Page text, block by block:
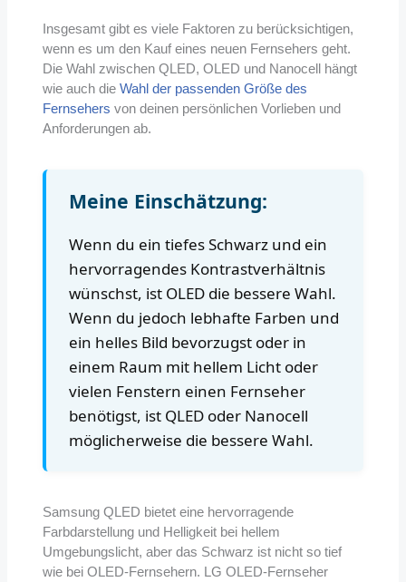
Insgesamt gibt es viele Faktoren zu berücksichtigen,
wenn es um den Kauf eines neuen Fernsehers geht.
Die Wahl zwischen QLED, OLED und Nanocell hängt
wie auch die Wahl der passenden Größe des
Fernsehers von deinen persönlichen Vorlieben und
Anforderungen ab.
Meine Einschätzung:
Wenn du ein tiefes Schwarz und ein
hervorragendes Kontrastverhältnis
wünschst, ist OLED die bessere Wahl.
Wenn du jedoch lebhafte Farben und
ein helles Bild bevorzugst oder in
einem Raum mit hellem Licht oder
vielen Fenstern einen Fernseher
benötigst, ist QLED oder Nanocell
möglicherweise die bessere Wahl.
Samsung QLED bietet eine hervorragende
Farbdarstellung und Helligkeit bei hellem
Umgebungslicht, aber das Schwarz ist nicht so tief
wie bei OLED-Fernsehern. LG OLED-Fernseher